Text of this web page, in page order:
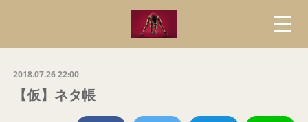
2018.07.26 22:00
【仮】ネタ帳